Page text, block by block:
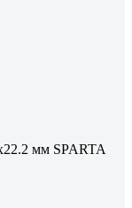
мм SPARTA